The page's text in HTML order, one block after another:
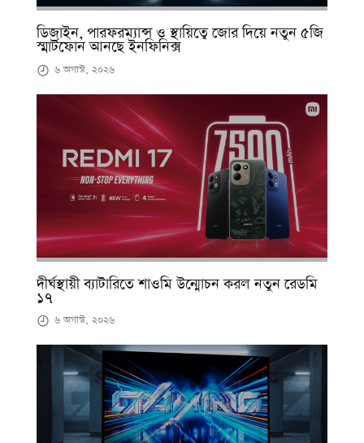
ডিজাইন, পারফরম্যান্স ও স্থায়িত্বে জোর দিয়ে নতুন ৫জি
স্মার্টফোন আনছে ইনফিনিক্স
৬ অগাস্ট, ২০২৬
দীর্ঘস্থায়ী ব্যাটারিতে শাওমি উন্মোচন করল নতুন রেডমি
১৭
৬ অগাস্ট, ২০২৬